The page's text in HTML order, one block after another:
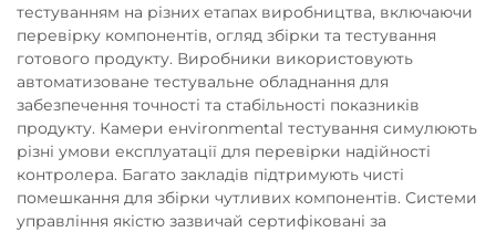
тестуванням на різних етапах виробництва, включаючи
перевірку компонентів, огляд збірки та тестування
готового продукту. Виробники використовують
автоматизоване тестувальне обладнання для
забезпечення точності та стабільності показників
продукту. Камери енvironmental тестування симулюють
різні умови експлуатації для перевірки надійності
контролера. Багато закладів підтримують чисті
помешкання для збірки чутливих компонентів. Системи
управління якістю зазвичай сертифіковані за